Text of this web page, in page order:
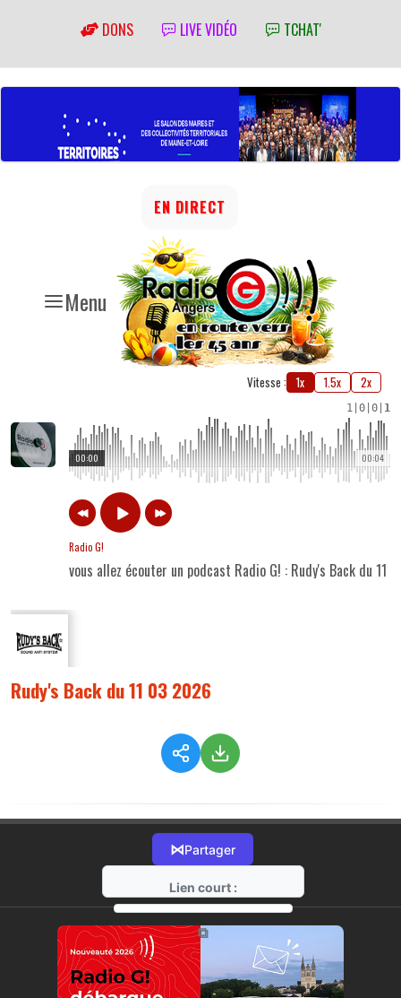
DONS LIVE VIDÉO TCHAT'
Menu
EN DIRECT
Vitesse : 1x 1.5x 2x
1 0 0 1
00:04
00:00
Radio G!
vous allez écouter un podcast Radio G! : Rudy's Back du 11
Rudy's Back du 11 03 2026
⋈Partager
Lien court :
https://radio-g.fr?21164
⧉